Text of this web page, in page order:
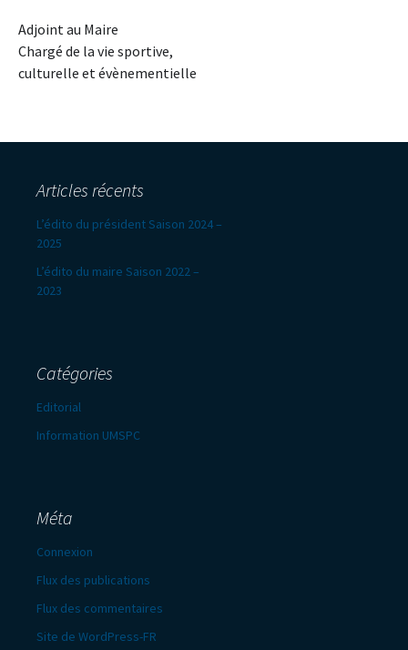
Adjoint au Maire
Chargé de la vie sportive,
culturelle et évènementielle
Articles récents
L’édito du président Saison 2024 –
2025
L’édito du maire Saison 2022 –
2023
Catégories
Editorial
Information UMSPC
Méta
Connexion
Flux des publications
Flux des commentaires
Site de WordPress-FR